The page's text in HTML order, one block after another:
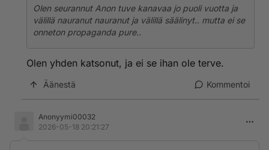
Olen seurannut Anon tuve kanavaa jo puoli vuotta ja
välillä nauranut nauranut ja välillä säälinyt.. mutta ei se
onneton propaganda pure..
Olen yhden katsonut, ja ei se ihan ole terve.
Äänestä Kommentoi
Anonyymi00032
2026-05-18 20:21:27